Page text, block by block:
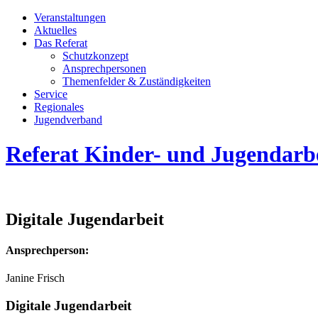
Veran­staltungen
Aktuelles
Das Referat
Schutzkonzept
Ansprech­personen
Themenfelder & Zuständigkeiten
Service
Regionales
Jugend­­ver­band
Referat Kinder- und
Digitale Jugendarbeit
Ansprechperson:
Janine Frisch
Digitale Jugendarbeit